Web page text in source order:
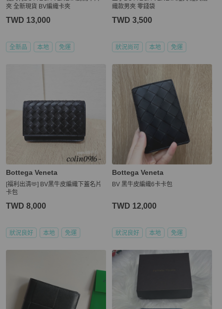
夾 全新現貨 BV編織卡夾
TWD 13,000
全新品 本地 免運
織款男夾 零錢袋
TWD 3,500
狀況尚可 本地 免運
Bottega Veneta
[福利出清🫶] BV黑牛皮編織下蓋名片
卡包
TWD 8,000
狀況良好 本地 免運
Bottega Veneta
BV 黑牛皮編織6卡卡包
TWD 12,000
狀況良好 本地 免運